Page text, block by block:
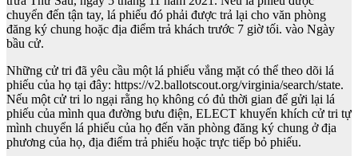
chuyển đến tận tay, lá phiếu đó phải được trả lại cho văn phòng
đăng ký chung hoặc địa điểm trả khách trước 7 giờ tối. vào Ngày
bầu cử.
Những cử tri đã yêu cầu một lá phiếu vắng mặt có thể theo dõi lá
phiếu của họ tại đây: https://v2.ballotscout.org/virginia/search/state.
Nếu một cử tri lo ngại rằng họ không có đủ thời gian để gửi lại lá
phiếu của mình qua đường bưu điện, ELECT khuyến khích cử tri tự
mình chuyển lá phiếu của họ đến văn phòng đăng ký chung ở địa
phương của họ, địa điểm trả phiếu hoặc trực tiếp bỏ phiếu.